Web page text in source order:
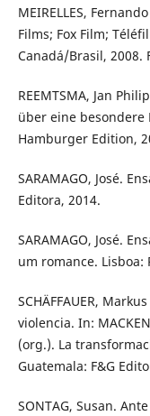
MEIRELLES,
Films; Fox Film;
Canadá/Brasil, 2008.
REEMTSMA, Jan
über eine
Hamburger Edition,
SARAMAGO, José.
Editora, 2014.
SARAMAGO, José.
um romance. Lisboa:
SCHÄFFAUER,
violencia. In:
(org.). La
Guatemala: F&G
SONTAG, Susan.